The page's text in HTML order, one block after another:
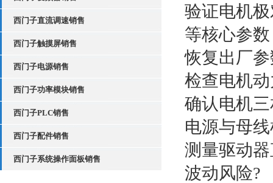
西门子直流调速销售
西门子触摸屏销售
西门子电源销售
西门子功率模块销售
西门子PLC销售
西门子配件销售
西门子系统操作面板销售
验证电机极
等核心参
恢复出厂
检查电机
确认电机
电源与母
测量驱动
波动风险?